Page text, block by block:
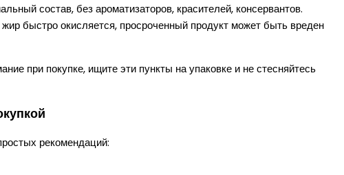
состав, без ароматизаторов, красителей, консервантов.
быстро окисляется, просроченный продукт может быть вреден
при покупке, ищите эти пункты на упаковке и не стесняйтесь
рекомендаций: